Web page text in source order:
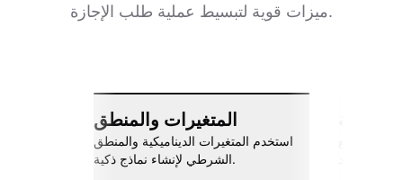
ميزات قوية لتبسيط عملية طلب الإجازة.
المتغيرات والمنطق
استخدم المتغيرات الديناميكية والمنطق
الشرطي لإنشاء نماذج ذكية.